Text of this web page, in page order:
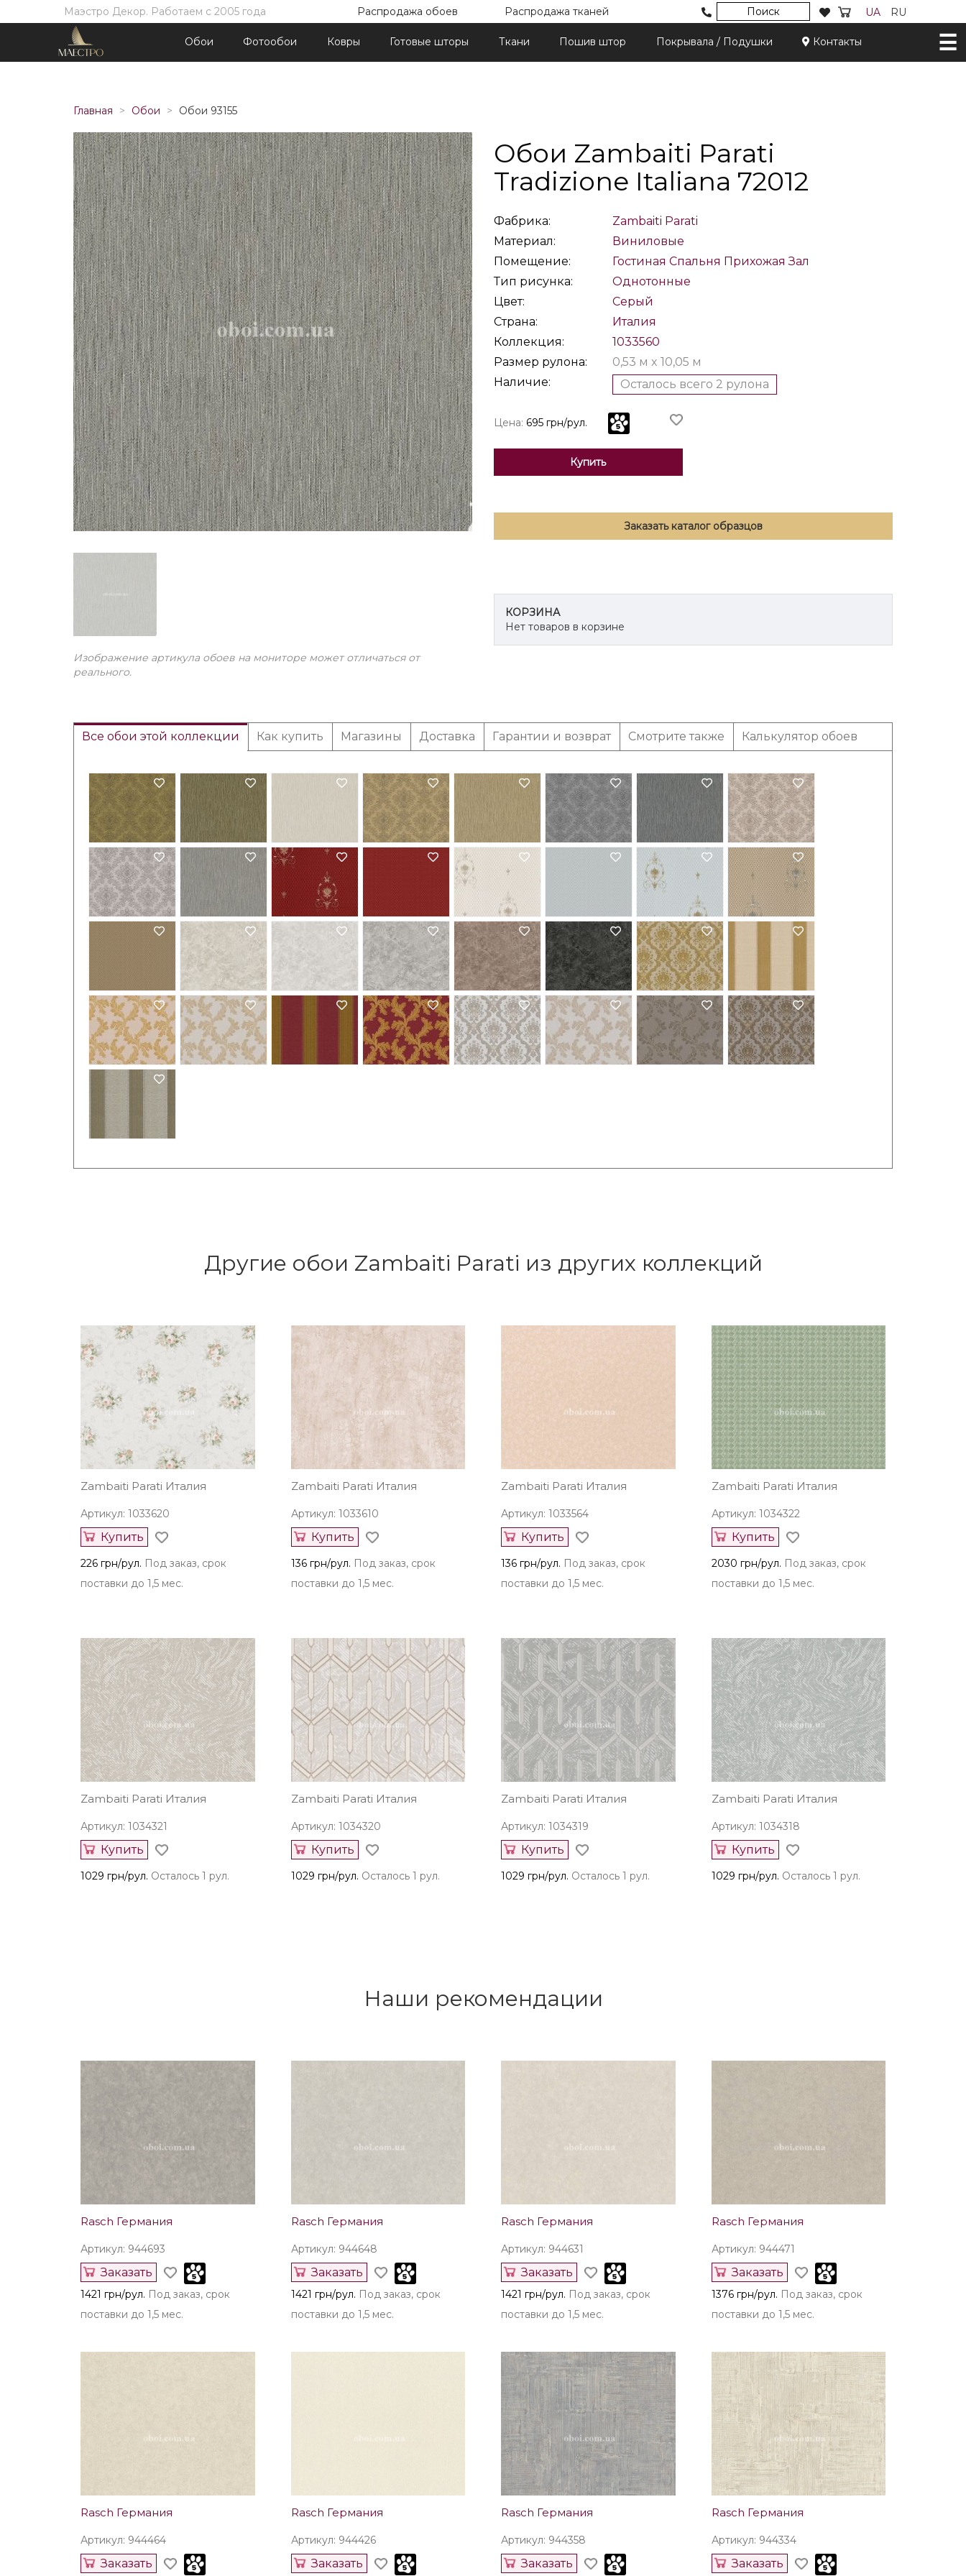
Маэстро Декор. Работаем с 2005 года Распродажа обоев Распродажа тканей Поиск UA RU
Обои Фотообои Ковры Готовые шторы Ткани Пошив штор Покрывала / Подушки Контакты
Главная Обои Обои 93155
Изображение артикула обоев на мониторе может отличаться от
реального.
Обои Zambaiti Parati
Tradizione Italiana 72012
Фабрика:
Zambaiti Parati
Материал:
Виниловые
Помещение:
Гостиная Спальня Прихожая Зал
Тип рисунка:
Однотонные
Цвет:
Серый
Страна:
Италия
Коллекция:
1033560
Размер рулона:
0,53 м x 10,05 м
Наличие:
Осталось всего 2 рулона
Цена: 695 грн/рул.
Купить
Заказать каталог образцов
КОРЗИНА
Нет товаров в корзине
Все обои этой коллекции Как купить Магазины Доставка Гарантии и возврат Смотрите также Калькулятор обоев
Другие обои Zambaiti Parati из других коллекций
Zambaiti Parati Италия
Артикул: 1033620
Купить
226 грн/рул. Под заказ, срок
поставки до 1,5 мес.
Zambaiti Parati Италия
Артикул: 1033610
Купить
136 грн/рул. Под заказ, срок
поставки до 1,5 мес.
Zambaiti Parati Италия
Артикул: 1033564
Купить
136 грн/рул. Под заказ, срок
поставки до 1,5 мес.
Zambaiti Parati Италия
Артикул: 1034322
Купить
2030 грн/рул. Под заказ, срок
поставки до 1,5 мес.
Zambaiti Parati Италия
Артикул: 1034321
Купить
1029 грн/рул. Осталось 1 рул.
Zambaiti Parati Италия
Артикул: 1034320
Купить
1029 грн/рул. Осталось 1 рул.
Zambaiti Parati Италия
Артикул: 1034319
Купить
1029 грн/рул. Осталось 1 рул.
Zambaiti Parati Италия
Артикул: 1034318
Купить
1029 грн/рул. Осталось 1 рул.
Наши рекомендации
Rasch Германия
Артикул: 944693
Заказать
1421 грн/рул. Под заказ, срок
поставки до 1,5 мес.
Rasch Германия
Артикул: 944648
Заказать
1421 грн/рул. Под заказ, срок
поставки до 1,5 мес.
Rasch Германия
Артикул: 944631
Заказать
1421 грн/рул. Под заказ, срок
поставки до 1,5 мес.
Rasch Германия
Артикул: 944471
Заказать
1376 грн/рул. Под заказ, срок
поставки до 1,5 мес.
Rasch Германия
Артикул: 944464
Заказать
Rasch Германия
Артикул: 944426
Заказать
Rasch Германия
Артикул: 944358
Заказать
Rasch Германия
Артикул: 944334
Заказать